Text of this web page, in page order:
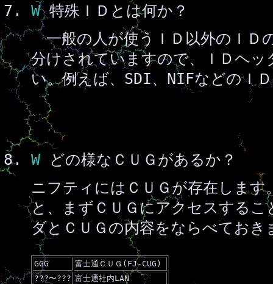
W特殊ＩＤとは何か？
一般の人が使うＩＤ以外のＩＤ
分けされていますので、ＩＤヘ
い。例えば、SDI、NIFなどのＩ
W どの様なＣＵＧがあるか？
ニフティにはＣＵＧが存在しま
と、まずＣＵＧにアクセスする
ダとＣＵＧの内容をならべておき
GGG
富士通ＣＵＧ(FJ-CUG)
???〜??? 富士通社内LAN